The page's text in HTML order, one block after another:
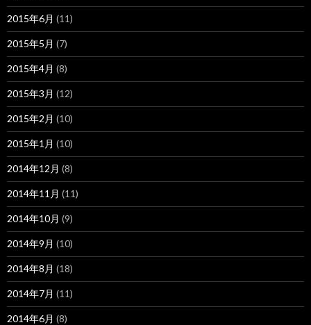
2015年6月 (11)
2015年5月 (7)
2015年4月 (8)
2015年3月 (12)
2015年2月 (10)
2015年1月 (10)
2014年12月 (8)
2014年11月 (11)
2014年10月 (9)
2014年9月 (10)
2014年8月 (18)
2014年7月 (11)
2014年6月 (8)